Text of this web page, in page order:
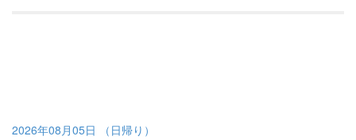
2026年08月05日 （日帰り）